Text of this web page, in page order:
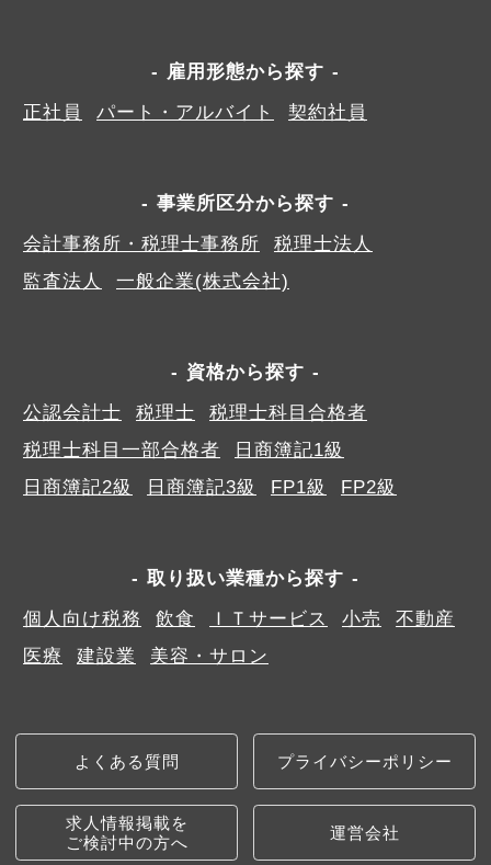
雇用形態から探す
正社員
パート・アルバイト 契約社員
事業所区分から探す
会計事務所・税理士事務所
税理士法人
監査法人
一般企業(株式会社)
資格から探す
公認会計士
税理士
税理士科目合格者
税理士科目一部合格者
日商簿記1級
日商簿記2級
日商簿記3級 FP1級 FP2級
取り扱い業種から探す
個人向け税務
飲食 ＩＴサービス 小売
不動産
医療
建設業 美容・サロン
よくある質問 プライバシーポリシー
求人情報掲載を
ご検討中の方へ
運営会社